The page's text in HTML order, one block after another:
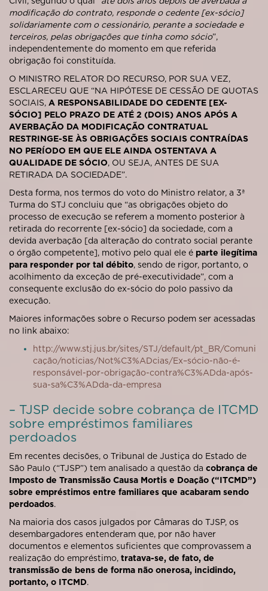
modificação do contrato, responde o cedente [ex-sócio]
solidariamente com o cessionário, perante a sociedade e
terceiros, pelas obrigações que tinha como sócio”,
independentemente do momento em que referida
obrigação foi constituída.
O MINISTRO RELATOR DO RECURSO, POR SUA VEZ,
ESCLARECEU QUE “NA HIPÓTESE DE CESSÃO DE QUOTAS
SOCIAIS, A RESPONSABILIDADE DO CEDENTE [EX-
SÓCIO] PELO PRAZO DE ATÉ 2 (DOIS) ANOS APÓS A
AVERBAÇÃO DA MODIFICAÇÃO CONTRATUAL
RESTRINGE-SE ÀS OBRIGAÇÕES SOCIAIS CONTRAÍDAS
NO PERÍODO EM QUE ELE AINDA OSTENTAVA A
QUALIDADE DE SÓCIO, OU SEJA, ANTES DE SUA
RETIRADA DA SOCIEDADE”.
Desta forma, nos termos do voto do Ministro relator, a 3ª
Turma do STJ concluiu que “as obrigações objeto do
processo de execução se referem a momento posterior à
retirada do recorrente [ex-sócio] da sociedade, com a
devida averbação [da alteração do contrato social perante
o órgão competente], motivo pelo qual ele é parte ilegítima
para responder por tal débito, sendo de rigor, portanto, o
acolhimento da exceção de pré-executividade”, com a
consequente exclusão do ex-sócio do polo passivo da
execução.
Maiores informações sobre o Recurso podem ser acessadas
no link abaixo:
http://www.stj.jus.br/sites/STJ/default/pt_BR/Comuni
cação/noticias/Not%C3%ADcias/Ex–sócio-não-é-
responsável-por-obrigação-contra%C3%ADda-após-
sua-sa%C3%ADda-da-empresa
– TJSP decide sobre cobrança de ITCMD
sobre empréstimos familiares
perdoados
Em recentes decisões, o Tribunal de Justiça do Estado de
São Paulo (“TJSP”) tem analisado a questão da cobrança de
Imposto de Transmissão Causa Mortis e Doação (“ITCMD”)
sobre empréstimos entre familiares que acabaram sendo
perdoados.
Na maioria dos casos julgados por Câmaras do TJSP, os
desembargadores entenderam que, por não haver
documentos e elementos suficientes que comprovassem a
realização do empréstimo, tratava-se, de fato, de
transmissão de bens de forma não onerosa, incidindo,
portanto, o ITCMD.